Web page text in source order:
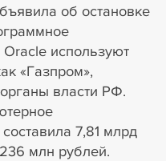
об остановке
используют
«Газпром»,
власти РФ.
7,81 млрд
млн рублей.